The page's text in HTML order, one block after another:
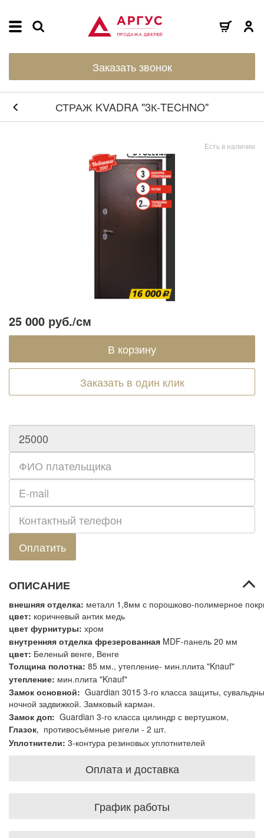
Заказать звонок
СТРАЖ KVADRA "3К-TECHNO"
Есть в наличии
25 000 руб./см
Заказать в один клик
ОПИСАНИЕ
внешняя отделка: металл 1,8мм с порошково-полимерное
цвет: коричневый антик медь
цвет фурнитуры: хром
внутренняя отделка фрезерованная MDF-панель 20 мм
цвет: Беленый венге, Венге
Толщина полотна: 85 мм., утепление- мин.плита "Knauf"
утепление: мин.плита "Knauf"
Замок основной: Guardian 3015 3-го класса защиты,
ночной задвижкой. Замковый карман.
Замок доп: Guardian 3-го класса цилиндр с вертушком,
Глазок, противосъёмные ригели - 2 шт.
Уплотнители: 3-контура резиновых уплотнителей
Оплата и доставка
График работы